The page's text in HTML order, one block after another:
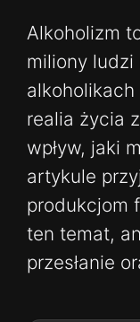
Alkoholizm
miliony ludzi
realia życia
wpływ, jaki
artykule
produkcjom
ten temat,
przesłanie